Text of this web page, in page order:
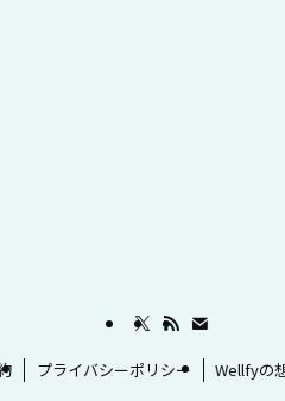
プライバシーポリシー Wellfyの